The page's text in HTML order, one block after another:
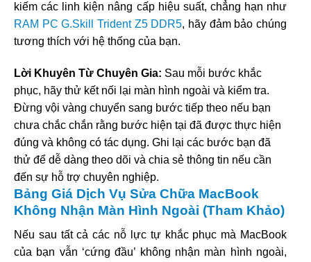
kiếm các linh kiện nâng cấp hiệu suất, chẳng hạn như
RAM PC G.Skill Trident Z5 DDR5, hãy đảm bảo chúng
tương thích với hệ thống của bạn.
Lời Khuyên Từ Chuyên Gia: Sau mỗi bước khắc
phục, hãy thử kết nối lại màn hình ngoài và kiểm tra.
Đừng vội vàng chuyển sang bước tiếp theo nếu bạn
chưa chắc chắn rằng bước hiện tại đã được thực hiện
đúng và không có tác dụng. Ghi lại các bước bạn đã
thử để dễ dàng theo dõi và chia sẻ thông tin nếu cần
đến sự hỗ trợ chuyên nghiệp.
Bảng Giá Dịch Vụ Sửa Chữa MacBook
Không Nhận Màn Hình Ngoài (Tham Khảo)
Nếu sau tất cả các nỗ lực tự khắc phục mà MacBook
của bạn vẫn ‘cứng đầu’ không nhận màn hình ngoài,